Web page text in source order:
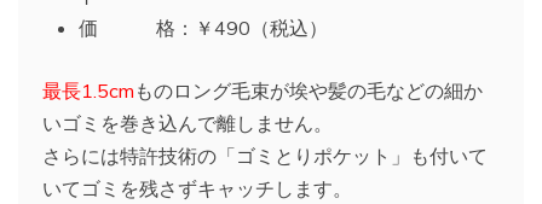
価 格：￥490（税込）
最長1.5cm ものロング毛束が埃や髪の毛などの細か
いゴミを巻き込んで離しません。
さらには特許技術の「ゴミとりポケット」も付いて
いてゴミを残さずキャッチします。